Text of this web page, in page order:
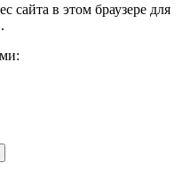
сайта в этом браузере для